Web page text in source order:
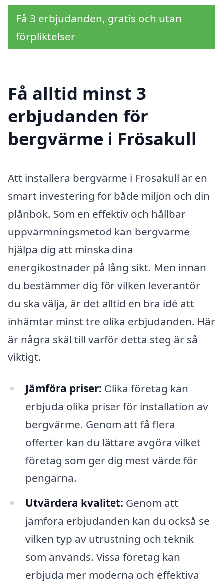
Få 3 erbjudanden, gratis och utan
förpliktelser
Få alltid minst 3
erbjudanden för
bergvärme i Frösakull
Att installera bergvärme i Frösakull är en
smart investering för både miljön och din
plånbok. Som en effektiv och hållbar
uppvärmningsmetod kan bergvärme
hjälpa dig att minska dina
energikostnader på lång sikt. Men innan
du bestämmer dig för vilken leverantör
du ska välja, är det alltid en bra idé att
inhämtar minst tre olika erbjudanden. Här
är några skäl till varför detta steg är så
viktigt.
Jämföra priser: Olika företag kan
erbjuda olika priser för installation av
bergvärme. Genom att få flera
offerter kan du lättare avgöra vilket
företag som ger dig mest värde för
pengarna.
Utvärdera kvalitet: Genom att
jämföra erbjudanden kan du också se
vilken typ av utrustning och teknik
som används. Vissa företag kan
erbjuda mer moderna och effektiva